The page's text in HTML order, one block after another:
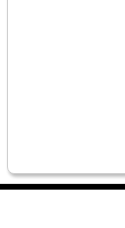
©2025. GIGA CBA